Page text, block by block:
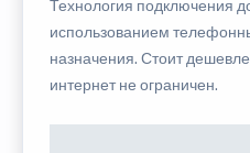
Технология подключения
использованием
назначения. Стоит
интернет не ограничен.